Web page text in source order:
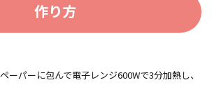
作り方
ーパーに包んで電子レンジ600Wで3分加熱し、